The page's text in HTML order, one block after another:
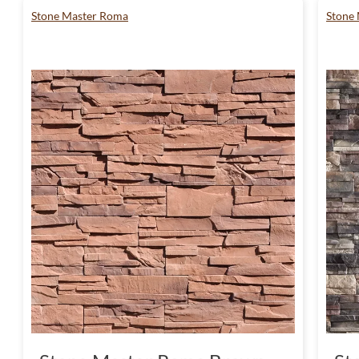
wybierz styl i trwałość
Decydując się na kamień dekoracyjny
produkt, który łączy w sobie styl, elegancję i
odkrycia bogactwa kolorów i faktur, które
niepowtarzalną atmosferę w Twoim domu
Nie czekaj, pozwól sobie na odrobinę
przetrwa lata. Odkryj, jak kamień
odmienić przestrzeń, w której żyjesz.
przyciąga spojrzenia i zachwyca detalem, a
odporny na działanie czasu. Pozwól sobie
Stone Master Roma Stone